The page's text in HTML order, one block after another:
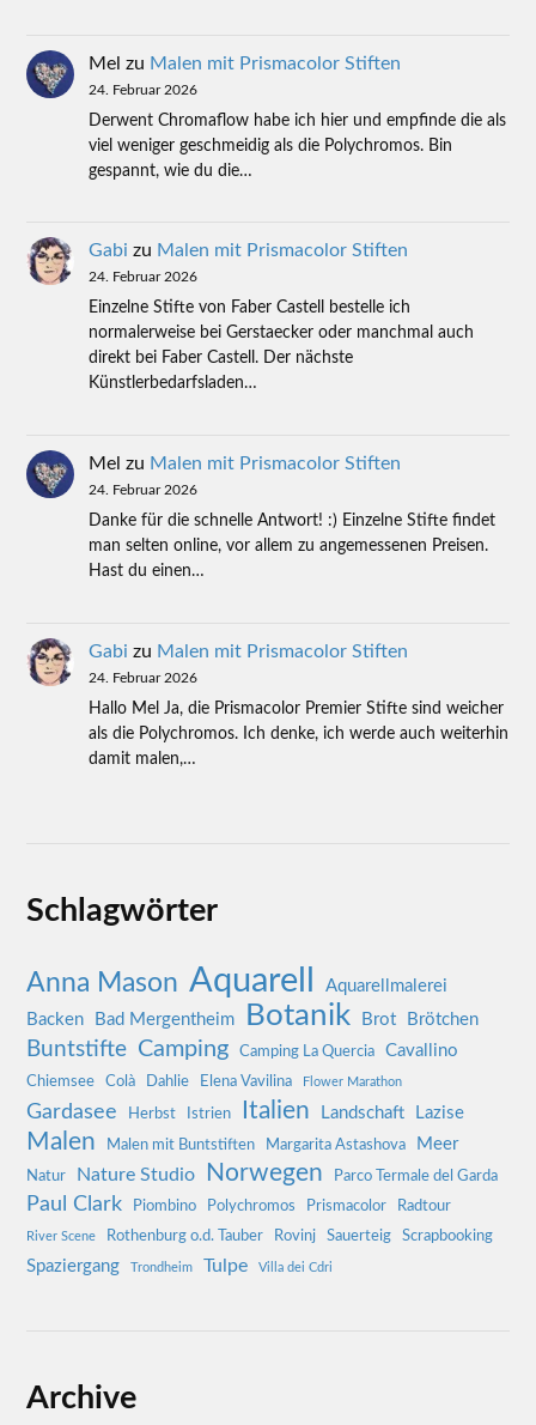
Mel zu Malen mit Prismacolor Stiften
24. Februar 2026
Derwent Chromaflow habe ich hier und empfinde die als
viel weniger geschmeidig als die Polychromos. Bin
gespannt, wie du die…
Gabi zu Malen mit Prismacolor Stiften
24. Februar 2026
Einzelne Stifte von Faber Castell bestelle ich
normalerweise bei Gerstaecker oder manchmal auch
direkt bei Faber Castell. Der nächste
Künstlerbedarfsladen…
Mel zu Malen mit Prismacolor Stiften
24. Februar 2026
Danke für die schnelle Antwort! :) Einzelne Stifte findet
man selten online, vor allem zu angemessenen Preisen.
Hast du einen…
Gabi zu Malen mit Prismacolor Stiften
24. Februar 2026
Hallo Mel Ja, die Prismacolor Premier Stifte sind weicher
als die Polychromos. Ich denke, ich werde auch weiterhin
damit malen,…
Schlagwörter
Anna Mason Aquarell
Aquarellmalerei
Backen
Bad Mergentheim Botanik Brot Brötchen
Buntstifte Camping Camping La Quercia Cavallino
Chiemsee Colà Dahlie Elena Vavilina Flower Marathon
Gardasee Herbst Istrien Italien Landschaft Lazise
Malen Malen mit Buntstiften Margarita Astashova Meer
Natur Nature Studio Norwegen Parco Termale del Garda
Paul Clark Piombino Polychromos Prismacolor Radtour
River Scene Rothenburg o.d. Tauber Rovinj Sauerteig Scrapbooking
Spaziergang Trondheim Tulpe Villa dei Cdri
Archive